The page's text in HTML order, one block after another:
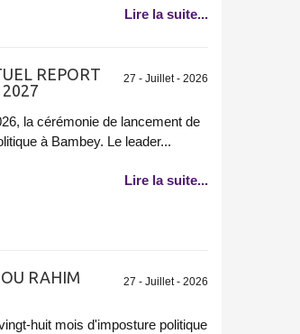
Lire la suite...
27 - Juillet - 2026
REPORT
2027
la cérémonie de lancement de
à Bambey. Le leader...
Lire la suite...
27 - Juillet - 2026
RAHIM
huit mois d'imposture politique